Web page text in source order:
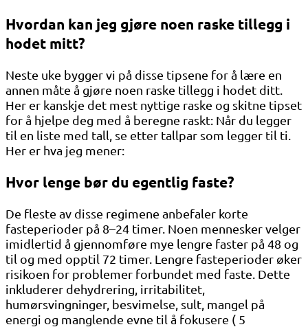
Hvordan kan jeg gjøre noen raske tillegg i
hodet mitt?
Neste uke bygger vi på disse tipsene for å lære en
annen måte å gjøre noen raske tillegg i hodet ditt.
Her er kanskje det mest nyttige raske og skitne tipset
for å hjelpe deg med å beregne raskt: Når du legger
til en liste med tall, se etter tallpar som legger til ti.
Her er hva jeg mener:
Hvor lenge bør du egentlig faste?
De fleste av disse regimene anbefaler korte
fasteperioder på 8–24 timer. Noen mennesker velger
imidlertid å gjennomføre mye lengre faster på 48 og
til og med opptil 72 timer. Lengre fasteperioder øker
risikoen for problemer forbundet med faste. Dette
inkluderer dehydrering, irritabilitet,
humørsvingninger, besvimelse, sult, mangel på
energi og manglende evne til å fokusere ( 5